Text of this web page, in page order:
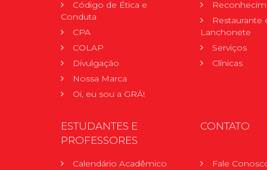
Código de Ética e
Conduta
CPA
COLAP
Divulgação
Nossa Marca
Oi, eu sou a GRÁ!
Restaurante
Lanchonete
Serviços
Clínicas
ESTUDANTES E
PROFESSORES
Calendário Acadêmico
CONTATO
Fale